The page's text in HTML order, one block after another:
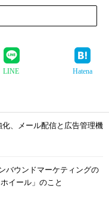
LINE Hatena
、メール配信と広告管理機
バウンドマーケティングの
イール」のこと